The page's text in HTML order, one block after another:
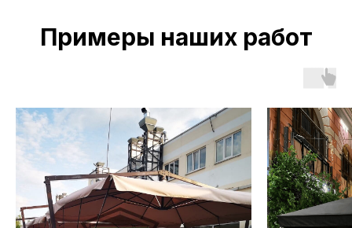
Примеры наших работ